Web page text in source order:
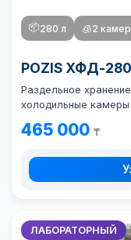
📦280 л 🧊2
POZIS ХФД-280
Раздельное
холодильные
465 000 ₸
ЛАБОРАТОРНЫЙ